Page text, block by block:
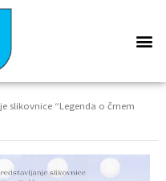
slikovnice “Legenda o črnem